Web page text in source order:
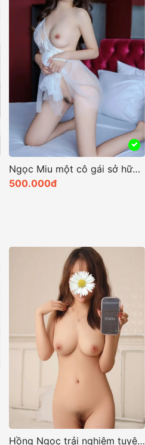
Ngọc Miu một cô gái sở hữu vẻ đẹp quyến rũ và cuốn hút
500.000đ
Quỳnh Búp Bê như những siêu mẫu quyến rũ